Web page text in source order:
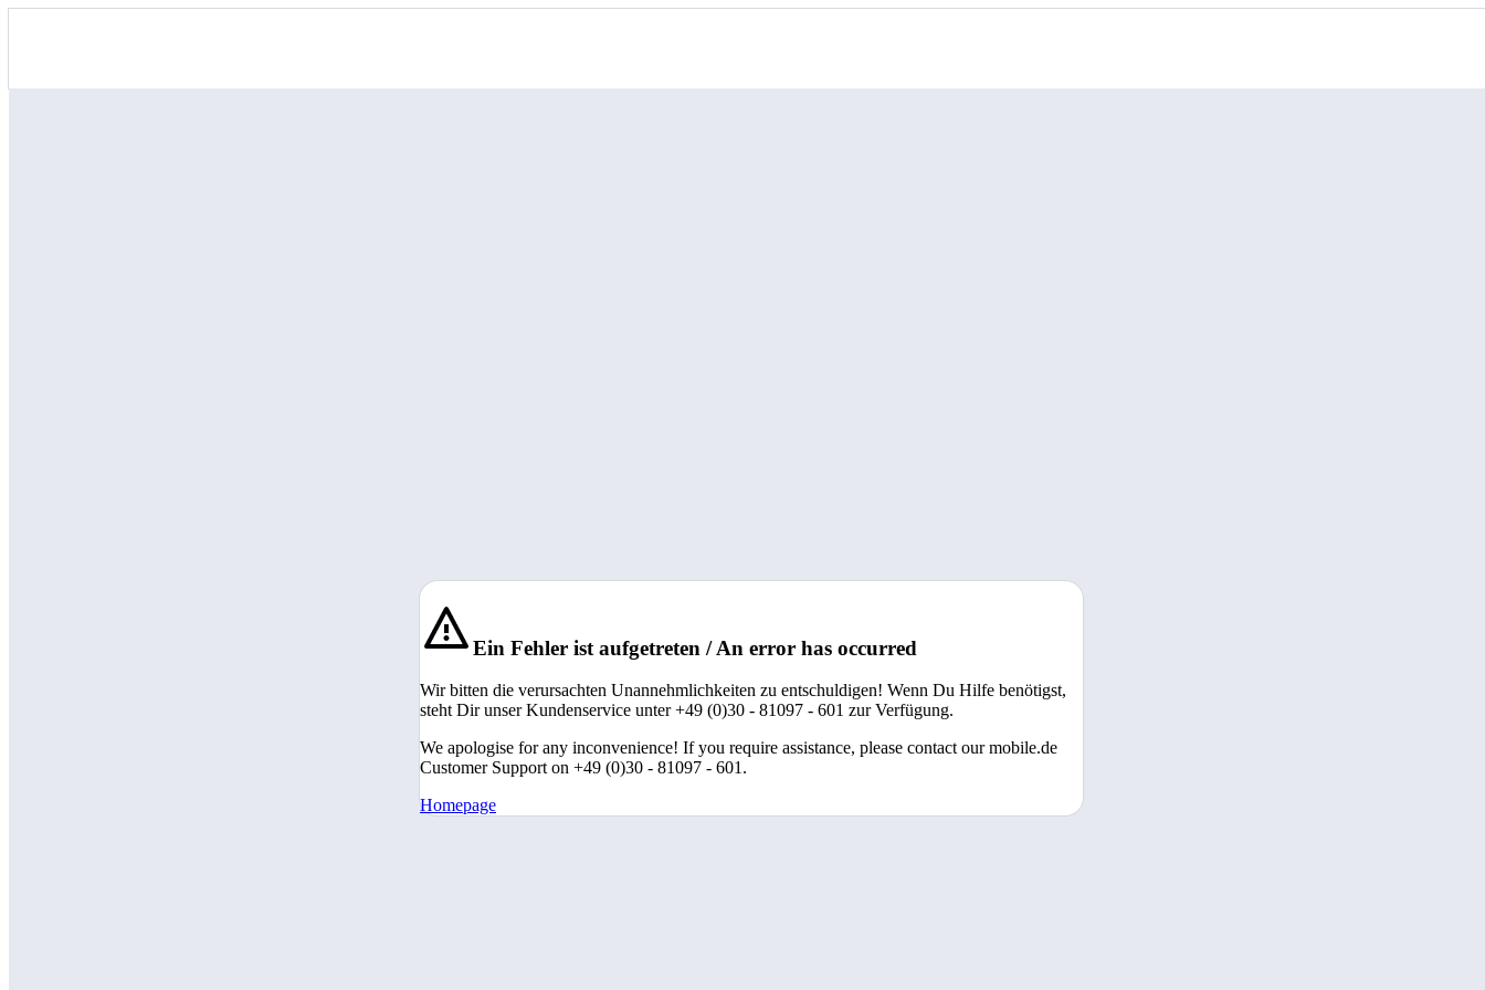
Ein Fehler ist aufgetreten / An error has occurred
Wir bitten die verursachten Unannehmlichkeiten zu entschuldigen! Wenn Du Hilfe benötigst,
steht Dir unser Kundenservice unter +49 (0)30 - 81097 - 601 zur Verfügung.
We apologise for any inconvenience! If you require assistance, please contact our mobile.de
Customer Support on +49 (0)30 - 81097 - 601.
Homepage